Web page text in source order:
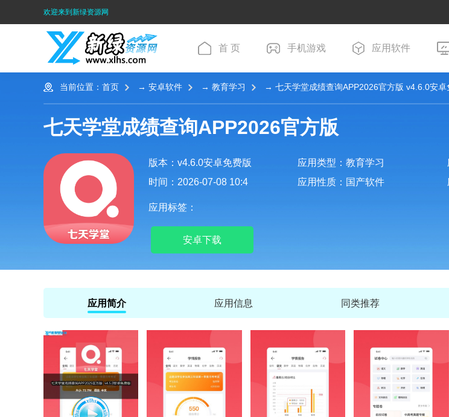
欢迎来到新绿资源网
首 页 手机游戏 应用软件
当前位置： 首页 → 安卓软件 → 教育学习 → 七天学堂成绩查询APP2026官方版 v4.6.0安卓
七天学堂成绩查询APP2026官方版
版本：v4.6.0安卓免费版 应用类型：教育学习
时间：2026-07-08 10:4
应用性质：国产软件
应用标签：
安卓下载
应用简介 应用信息 同类推荐
中
大
高